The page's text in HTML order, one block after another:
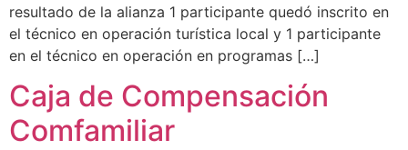
resultado de la alianza 1 participante quedó inscrito en
el técnico en operación turística local y 1 participante
en el técnico en operación en programas […]
Caja de Compensación
Comfamiliar